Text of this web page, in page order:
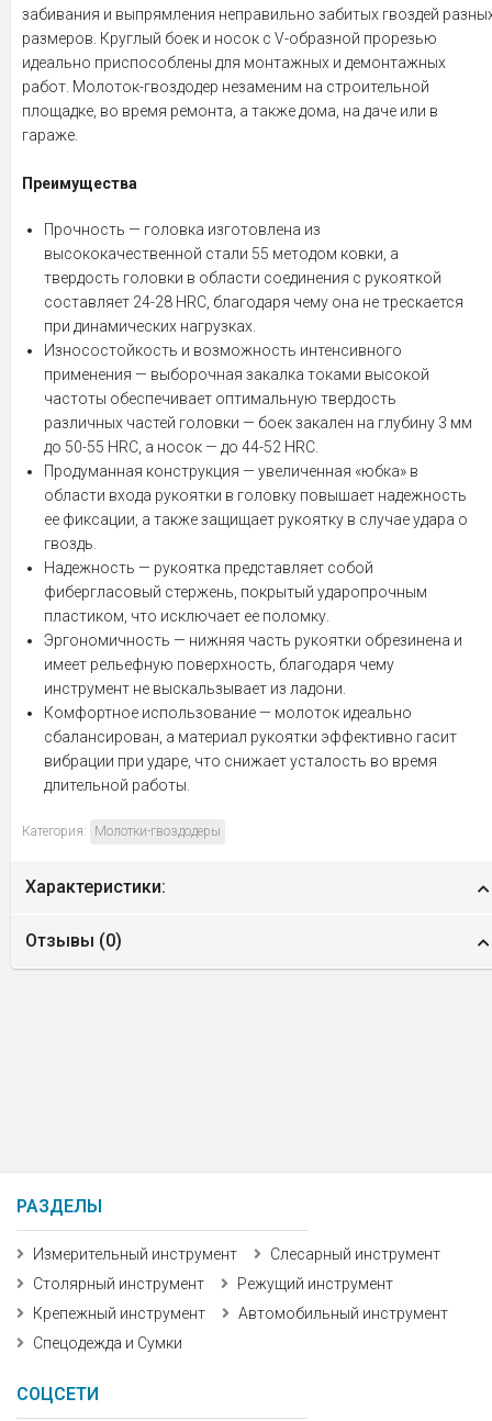
забивания и выпрямления неправильно забитых гвоздей
размеров. Круглый боек и носок с V-образной прорезью
идеально приспособлены для монтажных и демонтажных
работ. Молоток-гвоздодер незаменим на строительной
площадке, во время ремонта, а также дома, на даче или в
гараже.
Преимущества
Прочность — головка изготовлена из
высококачественной стали 55 методом ковки, а
твердость головки в области соединения с рукояткой
составляет 24-28 HRC, благодаря чему она не трескается
при динамических нагрузках.
Износостойкость и возможность интенсивного
применения — выборочная закалка токами высокой
частоты обеспечивает оптимальную твердость
различных частей головки — боек закален на глубину 3 мм
до 50-55 HRC, а носок — до 44-52 HRC.
Продуманная конструкция — увеличенная «юбка» в
области входа рукоятки в головку повышает надежность
ее фиксации, а также защищает рукоятку в случае удара о
гвоздь.
Надежность — рукоятка представляет собой
фибергласовый стержень, покрытый ударопрочным
пластиком, что исключает ее поломку.
Эргономичность — нижняя часть рукоятки обрезинена и
имеет рельефную поверхность, благодаря чему
инструмент не выскальзывает из ладони.
Комфортное использование — молоток идеально
сбалансирован, а материал рукоятки эффективно гасит
вибрации при ударе, что снижает усталость во время
длительной работы.
Категория: Молотки-гвоздодеры
Характеристики:
Отзывы (0)
РАЗДЕЛЫ
Измерительный инструмент
Слесарный инструмент
Столярный инструмент
Режущий инструмент
Крепежный инструмент
Автомобильный инструмент
Спецодежда и Сумки
СОЦСЕТИ